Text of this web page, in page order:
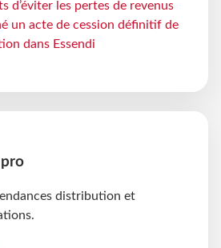
d’éviter les pertes de revenus
un acte de cession définitif de
dans Essendi
distribution et